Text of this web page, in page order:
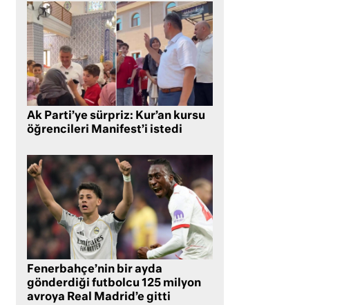
Ak Parti’ye sürpriz: Kur’an kursu
öğrencileri Manifest’i istedi
Fenerbahçe’nin bir ayda
gönderdiği futbolcu 125 milyon
avroya Real Madrid’e gitti